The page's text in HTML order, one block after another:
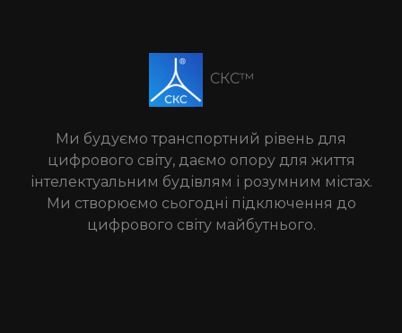
СКС™
Ми будуємо транспортний рівень для
цифрового світу, даємо опору для життя
інтелектуальним будівлям і розумним містах.
Ми створюємо сьогодні підключення до
цифрового світу майбутнього.